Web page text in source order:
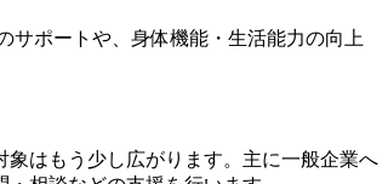
サポートや、身体機能・生活能力の向上
はもう少し広がります。主に一般企業へ